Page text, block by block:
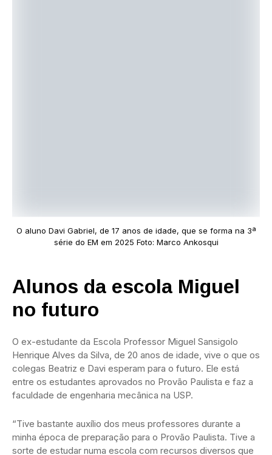
O aluno Davi Gabriel, de 17 anos de idade, que se forma na 3ª
série do EM em 2025 Foto: Marco Ankosqui
Alunos da escola Miguel
no futuro
O ex-estudante da Escola Professor Miguel Sansigolo
Henrique Alves da Silva, de 20 anos de idade, vive o que os
colegas Beatriz e Davi esperam para o futuro. Ele está
entre os estudantes aprovados no Provão Paulista e faz a
faculdade de engenharia mecânica na USP.
“Tive bastante auxílio dos meus professores durante a
minha época de preparação para o Provão Paulista. Tive a
sorte de estudar numa escola com recursos diversos que